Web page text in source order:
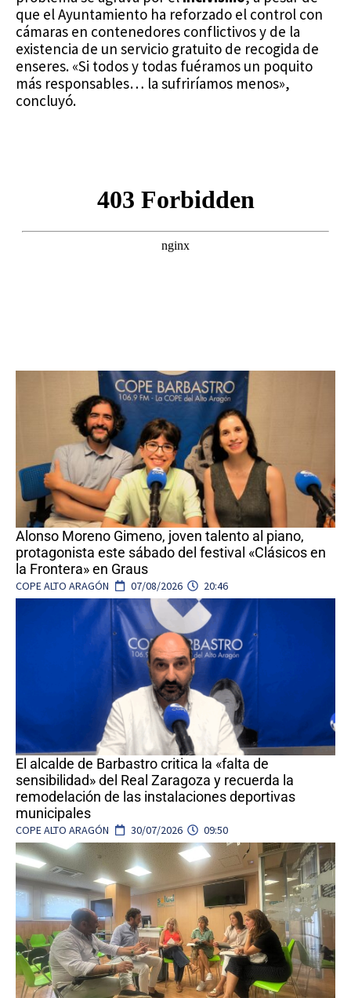
que el Ayuntamiento ha reforzado el control con
cámaras en contenedores conflictivos y de la
existencia de un servicio gratuito de recogida de
enseres. «Si todos y todas fuéramos un poquito
más responsables… la sufriríamos menos»,
concluyó.
Alonso Moreno Gimeno, joven talento al piano,
protagonista este sábado del festival «Clásicos en
la Frontera» en Graus
COPE ALTO ARAGÓN 07/08/2026 20:46
El alcalde de Barbastro critica la «falta de
sensibilidad» del Real Zaragoza y recuerda la
remodelación de las instalaciones deportivas
municipales
COPE ALTO ARAGÓN 30/07/2026 09:50